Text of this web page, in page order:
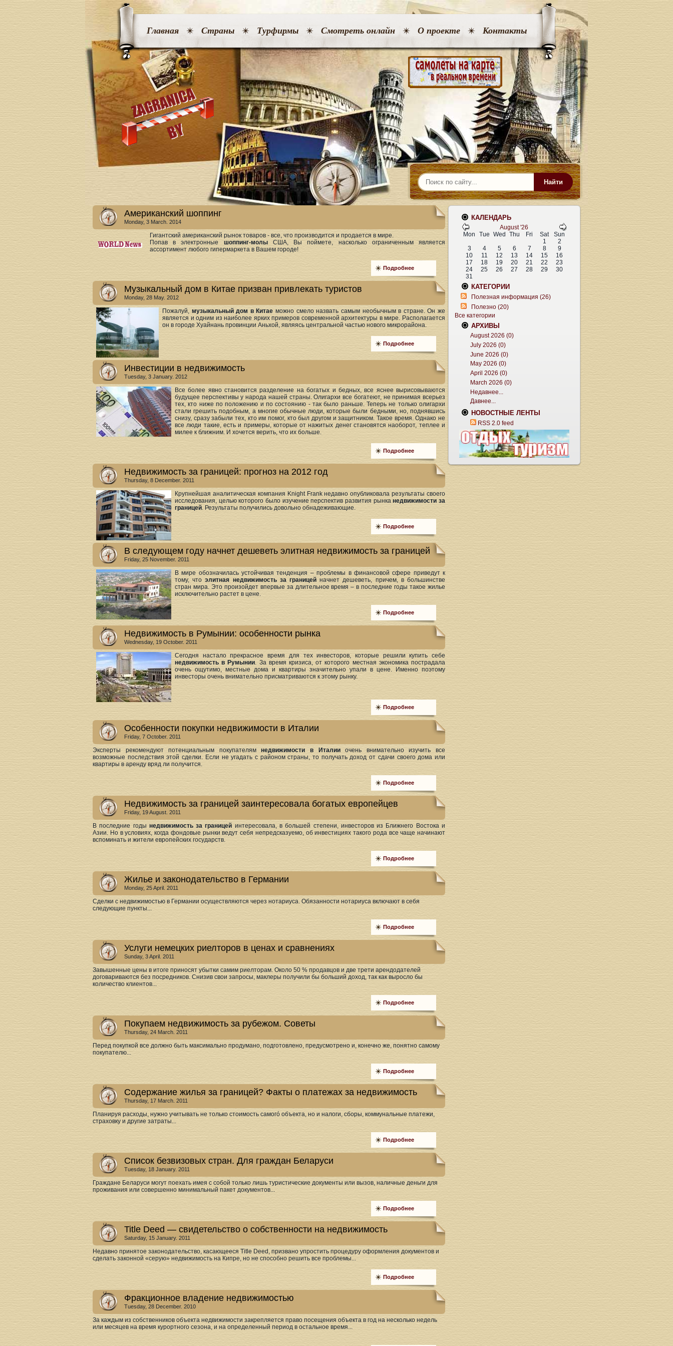
Главная Страны Турфирмы Смотреть онлайн О проекте Контакты
Найти
Американский шоппинг
Monday, 3 March. 2014
Гигантский американский рынок товаров - все, что производится и продается в мире.
Попав в электронные шоппинг-молыСША, Вы поймете, насколько ограниченным является
ассортимент любого гипермаркета в Вашем городе!
Подробнее
Музыкальный дом в Китае призван привлекать туристов
Monday, 28 May. 2012
Пожалуй, музыкальный дом в Китае можно смело назвать самым необычным в стране. Он же
является и одним из наиболее ярких примеров современной архитектуры в мире. Располагается
он в городе Хуайнань провинции Аньхой, являясь центральной частью нового микрорайона.
Подробнее
Инвестиции в недвижимость
Tuesday, 3 January. 2012
Все более явно становится разделение на богатых и бедных, все яснее вырисовываются
будущее перспективы у народа нашей страны. Олигархи все богатеют, не принимая всерьез
тех, кто ниже по положению и по состоянию - так было раньше. Теперь не только олигархи
стали грешить подобным, а многие обычные люди, которые были бедными, но, поднявшись
снизу, сразу забыли тех, кто им помог, кто был другом и защитником. Такое время. Однако не
все люди такие, есть и примеры, которые от нажитых денег становятся наоборот, теплее и
милее к ближним. И хочется верить, что их больше.
Подробнее
Недвижимость за границей: прогноз на 2012 год
Thursday, 8 December. 2011
Крупнейшая аналитическая компания Knight Frank недавно опубликовала результаты своего
исследования, целью которого было изучение перспектив развития рынканедвижимости за
границей. Результаты получились довольно обнадеживающие.
Подробнее
В следующем году начнет дешеветь элитная недвижимость за границей
Friday, 25 November. 2011
В мире обозначилась устойчивая тенденция – проблемы в финансовой сфере приведут к
тому, чтоэлитная недвижимость за границей начнет дешеветь, причем, в большинстве
стран мира. Это произойдет впервые за длительное время – в последние годы такое жилье
исключительно растет в цене.
Подробнее
Недвижимость в Румынии: особенности рынка
Wednesday, 19 October. 2011
Сегодня настало прекрасное время для тех инвесторов, которые решили купить себе
недвижимость в Румынии. За время кризиса, от которого местная экономика пострадала
очень ощутимо, местные дома и квартиры значительно упали в цене. Именно поэтому
инвесторы очень внимательно присматриваются к этому рынку.
Подробнее
Особенности покупки недвижимости в Италии
Friday, 7 October. 2011
Эксперты рекомендуют потенциальным покупателямнедвижимости в Италииочень внимательно изучить все
возможные последствия этой сделки. Если не угадать с районом страны, то получать доход от сдачи своего дома или
квартиры в аренду вряд ли получится.
Подробнее
Недвижимость за границей заинтересовала богатых европейцев
Friday, 19 August. 2011
В последние годы недвижимость за границей интересовала, в большей степени, инвесторов из Ближнего Востока и
Азии. Но в условиях, когда фондовые рынки ведут себя непредсказуемо, об инвестициях такого рода все чаще начинают
вспоминать и жители европейских государств.
Подробнее
Жилье и законодательство в Германии
Monday, 25 April. 2011
Сделки с недвижимостью в Германии осуществляются через нотариуса. Обязанности нотариуса включают в себя
следующие пункты...
Подробнее
Услуги немецких риелторов в ценах и сравнениях
Sunday, 3 April. 2011
Завышенные цены в итоге приносят убытки самим риелторам. Около 50 % продавцов и две трети арендодателей
договариваются без посредников. Снизив свои запросы, маклеры получили бы больший доход, так как выросло бы
количество клиентов...
Подробнее
Покупаем недвижимость за рубежом. Советы
Thursday, 24 March. 2011
Перед покупкой все должно быть максимально продумано, подготовлено, предусмотрено и, конечно же, понятно самому
покупателю...
Подробнее
Содержание жилья за границей? Факты о платежах за недвижимость
Thursday, 17 March. 2011
Планируя расходы, нужно учитывать не только стоимость самогó объекта, но и налоги, сборы, коммунальные платежи,
страховку и другие затраты...
Подробнее
Список безвизовых стран. Для граждан Беларуси
Tuesday, 18 January. 2011
Граждане Беларуси могут поехать имея с собой только лишь туристические документы или вызов, наличные деньги для
проживания или совершенно минимальный пакет документов...
Подробнее
Title Deed — свидетельство о собственности на недвижимость
Saturday, 15 January. 2011
Недавно принятое законодательство, касающееся Title Deed, призвано упростить процедуру оформления документов и
сделать законной «серую» недвижимость на Кипре, но не способно решить все проблемы...
Подробнее
Фракционное владение недвижимостью
Tuesday, 28 December. 2010
За каждым из собственников объекта недвижимости закрепляется право посещения объекта в год на несколько недель
или месяцев на время курортного сезона, и на определенный период в остальное время...
КАЛЕНДАРЬ
August '26
Mon
Tue Wed Thu Fri Sat
Sun
1
2
3
4 5 6 7 8
9
10
11 12 13 14 15
16
17
18 19 20 21 22
23
24
25 26 27 28 29
30
31
КАТЕГОРИИ
Полезная информация (26)
Полезно (20)
Все категории
АРХИВЫ
August 2026 (0)
July 2026 (0)
June 2026 (0)
May 2026 (0)
April 2026 (0)
March 2026 (0)
Недавнее...
Давнее...
НОВОСТНЫЕ ЛЕНТЫ
RSS 2.0 feed